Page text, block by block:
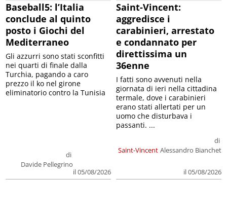
Baseball5: l’Italia
conclude al quinto
posto i Giochi del
Mediterraneo
di
Davide Pellegrino
il 05/08/2026
Gli azzurri sono stati sconfitti
nei quarti di finale dalla
Turchia, pagando a caro
prezzo il ko nel girone
eliminatorio contro la Tunisia
Saint-Vincent:
aggredisce i
carabinieri, arrestato
e condannato per
direttissima un
36enne
Saint-Vincent
di
Alessandro Bianchet
il 05/08/2026
I fatti sono avvenuti nella
giornata di ieri nella cittadina
termale, dove i carabinieri
erano stati allertati per un
uomo che disturbava i
passanti. ...